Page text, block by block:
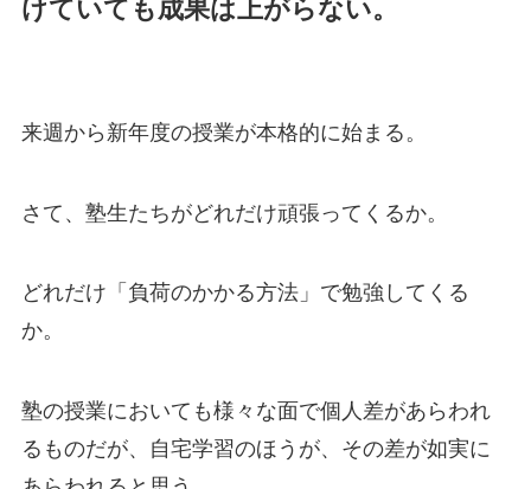
けていても成果は上がらない。
来週から新年度の授業が本格的に始まる。
さて、塾生たちがどれだけ頑張ってくるか。
どれだけ「負荷のかかる方法」で勉強してくる
か。
塾の授業においても様々な面で個人差があらわれ
るものだが、自宅学習のほうが、その差が如実に